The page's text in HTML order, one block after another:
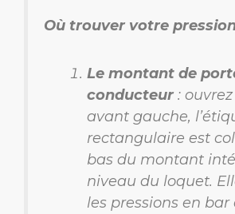
Où trouver votre
Le montant de
conducteur:
avant gauche,
rectangulaire est
bas du montant
niveau du loquet.
les pressions en